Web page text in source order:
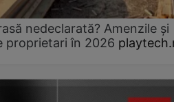
nedeclarată? Amenzile și
proprietari în 2026